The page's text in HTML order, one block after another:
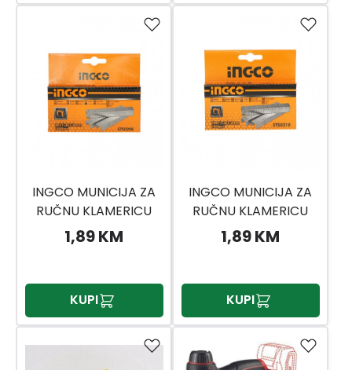
INGCO MUNICIJA ZA
RUČNU KLAMERICU
STS0208
1,89 KM
KUPI
INGCO MUNICIJA ZA
RUČNU KLAMERICU
STS0210
1,89 KM
KUPI